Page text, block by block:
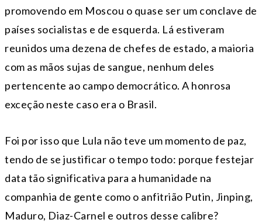
promovendo em Moscou o quase ser um conclave de
países socialistas e de esquerda. Lá estiveram
reunidos uma dezena de chefes de estado, a maioria
com as mãos sujas de sangue, nenhum deles
pertencente ao campo democrático. A honrosa
exceção neste caso era o Brasil.
Foi por isso que Lula não teve um momento de paz,
tendo de se justificar o tempo todo: porque festejar
data tão significativa para a humanidade na
companhia de gente como o anfitrião Putin, Jinping,
Maduro, Diaz-Carnel e outros desse calibre?